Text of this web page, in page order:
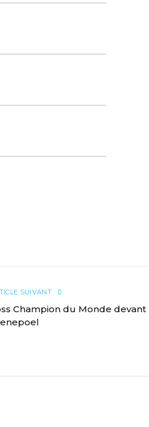
SUIVANT
Champion du Monde